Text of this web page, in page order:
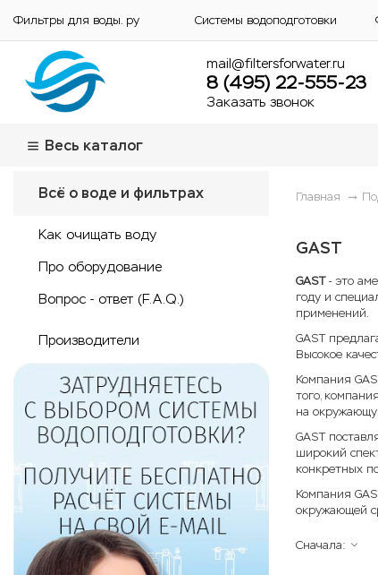
Фильтры для воды. ру Системы водоподготовки
mail@filtersforwater.ru
8 (495) 22-555-23
Заказать звонок
Весь каталог
Всё о воде и фильтрах
Как очищать воду
Про оборудование
Вопрос - ответ (F.A.Q.)
Производители
Главная
GAST
GAST- это
году и
применений.
GAST
Высокое
Компания
того,
на
GAST
широкий
конкретных
Компания
окружающей
Сначала: